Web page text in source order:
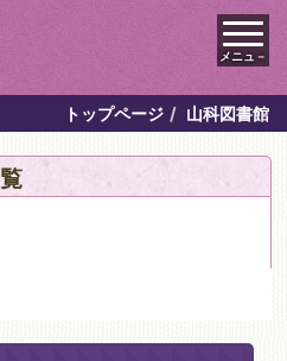
メニュ－
トップページ 山科図書館